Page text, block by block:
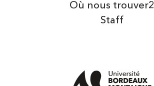
Où nous trouver2
Staff